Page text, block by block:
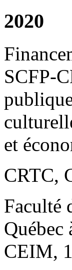
2020
SCFP-
et
CRTC,
Faculté
CEIM,